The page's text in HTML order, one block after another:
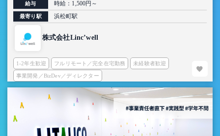
給与 時給：1,500円～
最寄り駅 浜松町駅
株式会社Linc’well
1-2年生歓迎 フルリモート／完全在宅勤務 未経験者歓迎
事業開発／BizDev／ディレクター